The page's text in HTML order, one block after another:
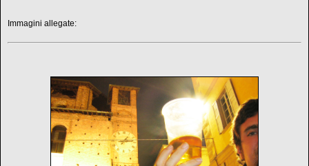
Immagini allegate: